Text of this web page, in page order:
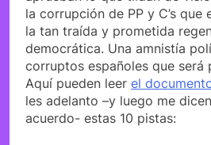
la corrupción de PP y C’s que
la tan traída y prometida
democrática. Una amnistía
corruptos españoles que será
Aquí pueden leer el
les adelanto –y luego me
acuerdo- estas 10 pistas: